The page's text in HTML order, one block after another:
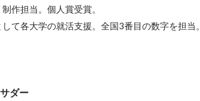
作担当。個人賞受賞。
て各大学の就活支援。全国3番目の数字を担当。
ダー